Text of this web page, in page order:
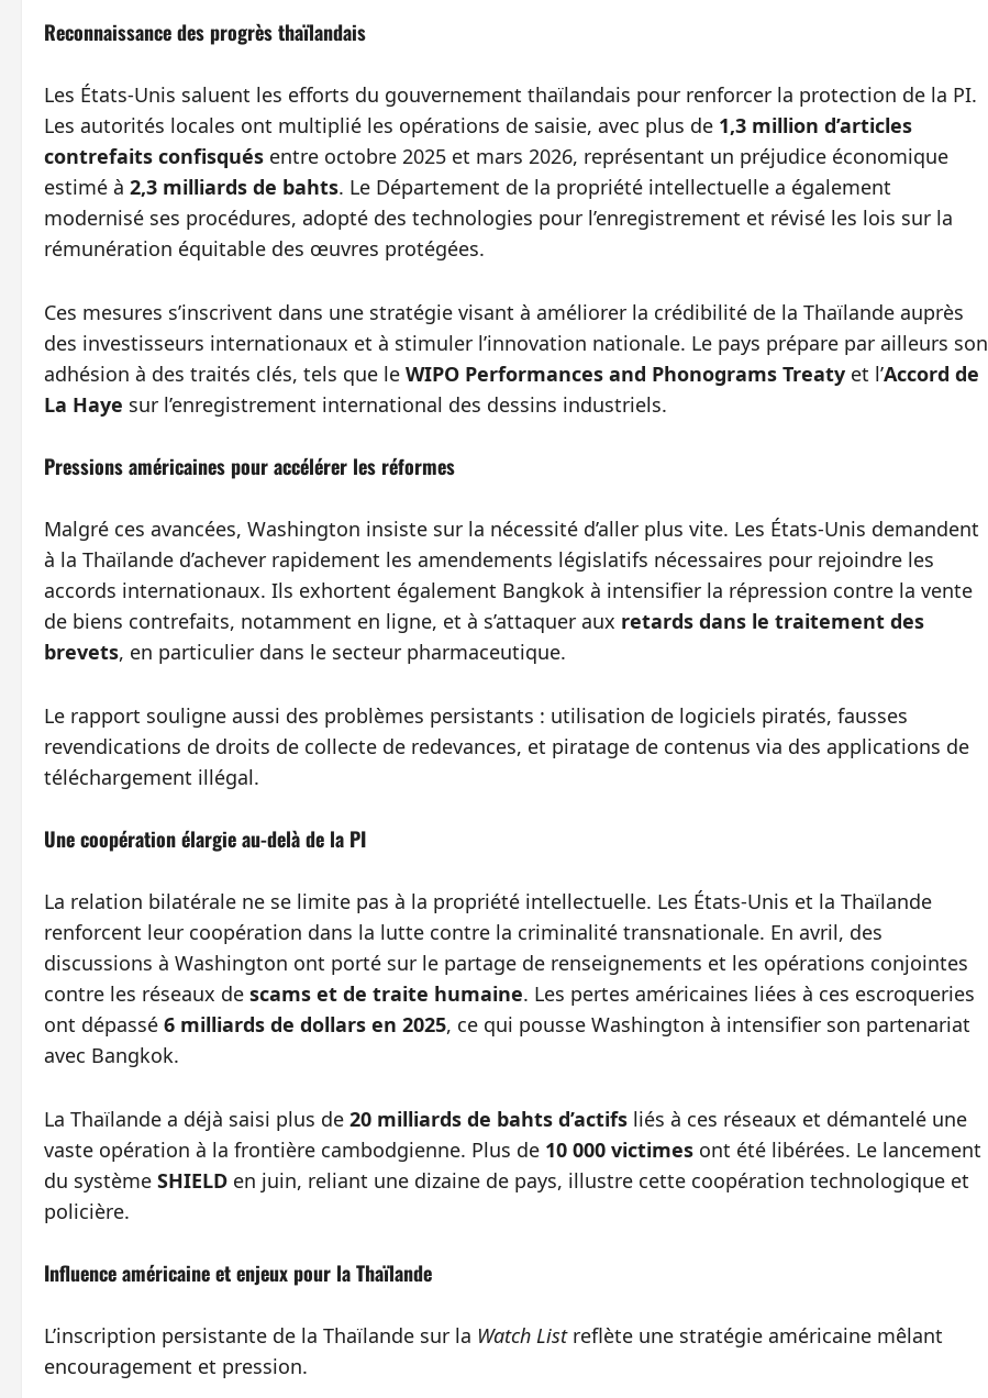
Reconnaissance des progrès thaïlandais
Les États-Unis saluent les efforts du gouvernement thaïlandais pour renforcer la protection de la PI.
Les autorités locales ont multiplié les opérations de saisie, avec plus de 1,3 million d’articles
contrefaits confisqués entre octobre 2025 et mars 2026, représentant un préjudice économique
estimé à 2,3 milliards de bahts. Le Département de la propriété intellectuelle a également
modernisé ses procédures, adopté des technologies pour l’enregistrement et révisé les lois sur la
rémunération équitable des œuvres protégées.
Ces mesures s’inscrivent dans une stratégie visant à améliorer la crédibilité de la Thaïlande auprès
des investisseurs internationaux et à stimuler l’innovation nationale. Le pays prépare par ailleurs son
adhésion à des traités clés, tels que le WIPO Performances and Phonograms Treaty et l’Accord de
La Haye sur l’enregistrement international des dessins industriels.
Pressions américaines pour accélérer les réformes
Malgré ces avancées, Washington insiste sur la nécessité d’aller plus vite. Les États-Unis demandent
à la Thaïlande d’achever rapidement les amendements législatifs nécessaires pour rejoindre les
accords internationaux. Ils exhortent également Bangkok à intensifier la répression contre la vente
de biens contrefaits, notamment en ligne, et à s’attaquer aux retards dans le traitement des
brevets, en particulier dans le secteur pharmaceutique.
Le rapport souligne aussi des problèmes persistants : utilisation de logiciels piratés, fausses
revendications de droits de collecte de redevances, et piratage de contenus via des applications de
téléchargement illégal.
Une coopération élargie au-delà de la PI
La relation bilatérale ne se limite pas à la propriété intellectuelle. Les États-Unis et la Thaïlande
renforcent leur coopération dans la lutte contre la criminalité transnationale. En avril, des
discussions à Washington ont porté sur le partage de renseignements et les opérations conjointes
contre les réseaux de scams et de traite humaine. Les pertes américaines liées à ces escroqueries
ont dépassé 6 milliards de dollars en 2025, ce qui pousse Washington à intensifier son partenariat
avec Bangkok.
La Thaïlande a déjà saisi plus de 20 milliards de bahts d’actifs liés à ces réseaux et démantelé une
vaste opération à la frontière cambodgienne. Plus de 10 000 victimes ont été libérées. Le lancement
du système SHIELD en juin, reliant une dizaine de pays, illustre cette coopération technologique et
policière.
Influence américaine et enjeux pour la Thaïlande
L’inscription persistante de la Thaïlande sur la Watch Listreflète une stratégie américaine mêlant
encouragement et pression.